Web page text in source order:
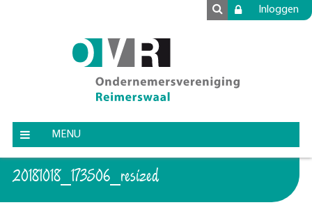
Inloggen
MENU
20181018_173506_resized